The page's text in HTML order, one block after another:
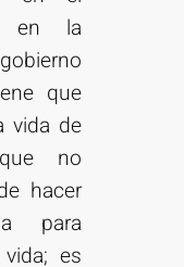
en la
que
vida de
no
hacer
para
es